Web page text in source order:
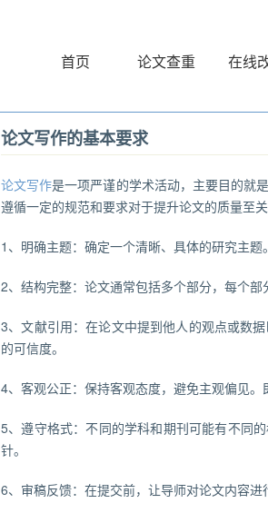
首页 论文查重 在线
论文写作的基本要求
论文写作是一项严谨的学术活动，主要目的就
遵循一定的规范和要求对于提升论文的质量至
1、明确主题：确定一个清晰、具体的研究主题
2、结构完整：论文通常包括多个部分，每个部
3、文献引用：在论文中提到他人的观点或数
的可信度。
4、客观公正：保持客观态度，避免主观偏见。
5、遵守格式：不同的学科和期刊可能有不同
针。
6、审稿反馈：在提交前，让导师对论文内容进